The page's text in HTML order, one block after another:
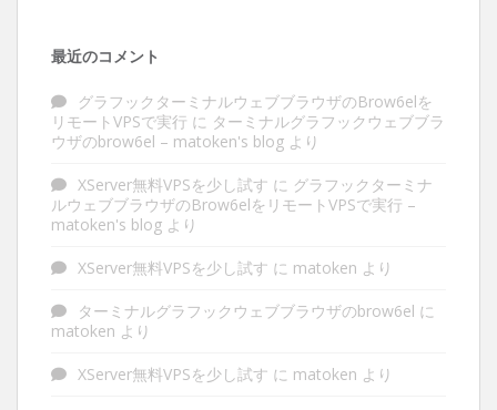
最近のコメント
グラフックターミナルウェブブラウザのBrow6elを
リモートVPSで実行 に ターミナルグラフックウェブブラ
ウザのbrow6el – matoken's blog より
XServer無料VPSを少し試す に グラフックターミナ
ルウェブブラウザのBrow6elをリモートVPSで実行 –
matoken's blog より
XServer無料VPSを少し試す に matoken より
ターミナルグラフックウェブブラウザのbrow6el に
matoken より
XServer無料VPSを少し試す に matoken より